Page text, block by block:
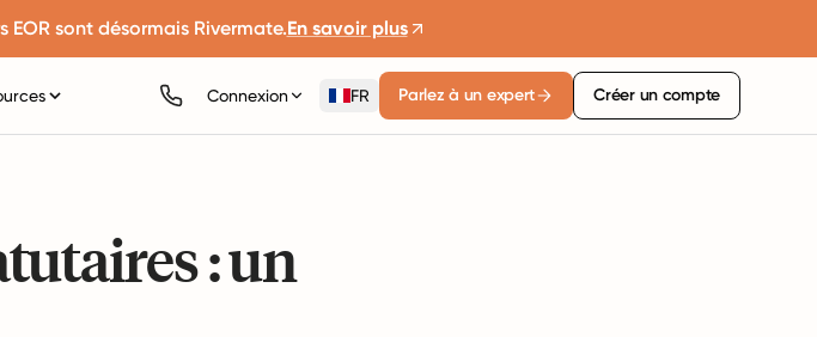
EOR sont désormais Rivermate.En savoir plus
Connexion FR Parlez à un expert Créer un compte
: un